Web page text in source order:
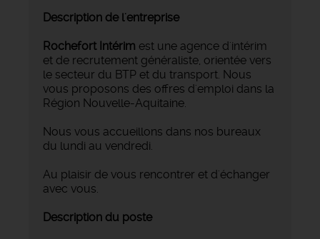
Description de l'entreprise
Rochefort Intérim est une agence d'intérim
et de recrutement généraliste, orientée vers
le secteur du BTP et du transport. Nous
vous proposons des offres d'emploi dans la
Région Nouvelle-Aquitaine.
Nous vous accueillons dans nos bureaux
du lundi au vendredi.
Au plaisir de vous rencontrer et d'échanger
avec vous.
Description du poste